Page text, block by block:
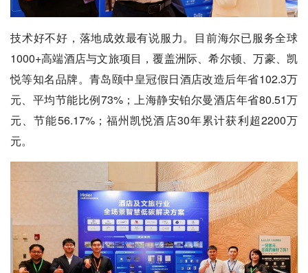
技术好不好，落地成效最有说服力。目前海尔已服务全球
1000+高端酒店与文旅项目，覆盖洲际、希尔顿、万豪、凯
悦等知名品牌。青岛颐中皇冠假日酒店改造后年省102.3万
元、平均节能比例73%；上海静安铂尔曼酒店年省80.51万
元、节能56.17%；福州凯悦酒店30年累计获利超2200万
元。